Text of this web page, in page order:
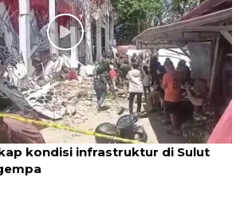
kondisi infrastruktur di Sulut